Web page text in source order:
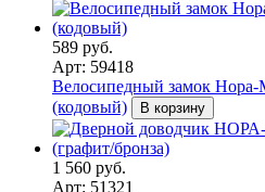
589 руб.
Арт: 59418
Велосипедный замок
(кодовый)
В корзину
1 560 руб.
Арт: 51321